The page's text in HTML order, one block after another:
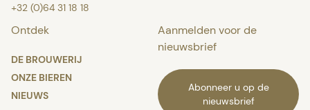
+32 (0)64 31 18 18
Ontdek
DE BROUWERIJ
ONZE BIEREN
NIEUWS
Aanmelden voor de
nieuwsbrief
Abonneer u op de
nieuwsbrief